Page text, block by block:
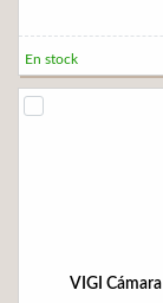
En stock
VIGI